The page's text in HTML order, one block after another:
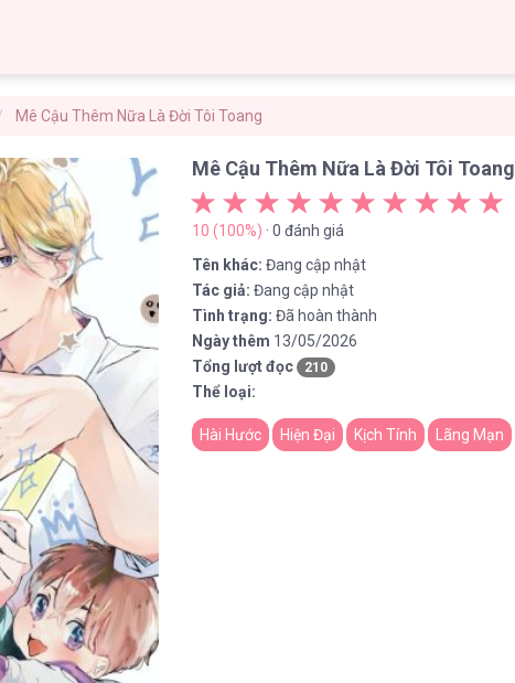
Mê Cậu Thêm Nữa Là Đời Tôi Toang
Mê Cậu Thêm Nữa Là Đời Tôi Toang
10 (100%) · 0 đánh giá
Tên khác: Đang cập nhật
Tác giả: Đang cập nhật
Tình trạng: Đã hoàn thành
Ngày thêm 13/05/2026
Tổng lượt đọc
210
Thể loại:
Hài Hước Hiện Đại Kịch Tính Lãng Mạn